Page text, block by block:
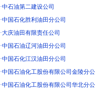
·济南柴油机股份有限公司
·上海科瑞曼士德电源系统集成有限公
·东方合金铸造厂
·保定北奥石油物探特种车辆制造有限
·中船重工中南装备有限责任公司
·中石油第二建设公司
·中国石化胜利油田分公司
·大庆油田有限责任公司
·中国石油辽河油田分公司
·中国石化江汉油田分公司
·中国石油化工股份有限公司金陵分公
·中国石油化工股份有限公司华北分公